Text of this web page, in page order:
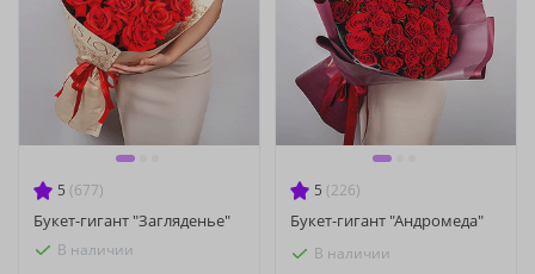
5 (677)
Букет-гигант "Загляденье"
В наличии
5 (226)
Букет-гигант "Андромеда"
В наличии